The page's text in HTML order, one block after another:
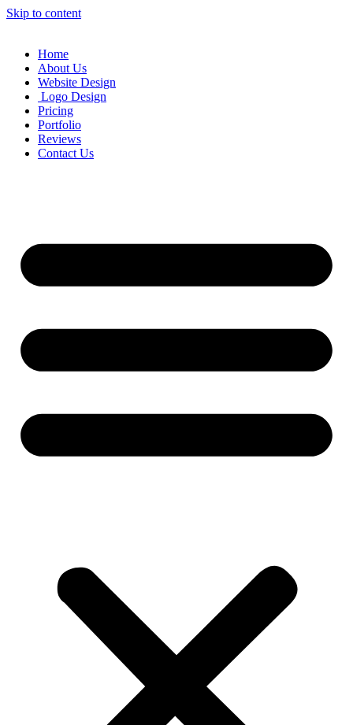
Skip to content
Home
About Us
Website Design
Logo Design
Pricing
Portfolio
Reviews
Contact Us